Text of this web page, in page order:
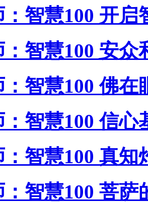
智慧100 开启
智慧100 安众
智慧100 佛在
智慧100 信心
智慧100 真知
智慧100 菩萨